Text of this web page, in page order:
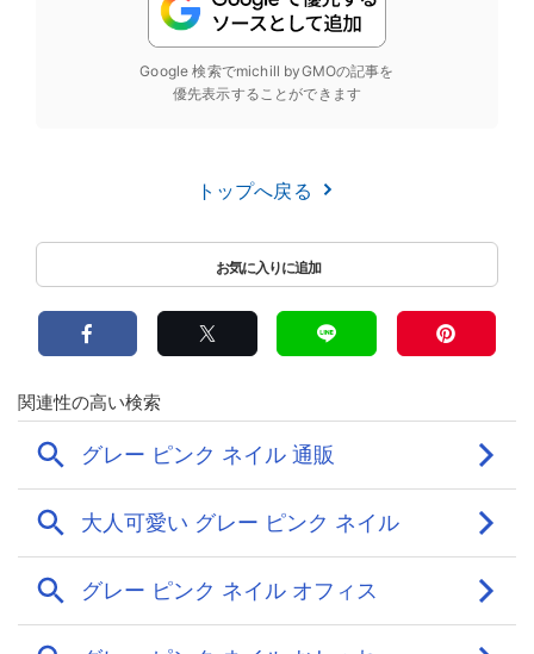
Google 検索でmichill byGMOの記事を
優先表示することができます
トップへ戻る